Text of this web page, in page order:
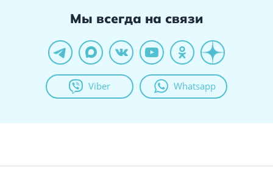
Мы всегда на связи
Viber Whatsapp